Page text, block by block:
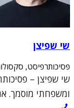
שי שפיצן
פסיכותרפיסט,
ומשפחתי מוסמך.